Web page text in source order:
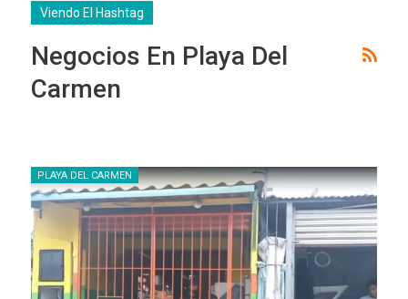
Viendo El Hashtag
Negocios En Playa Del
Carmen
PLAYA DEL CARMEN